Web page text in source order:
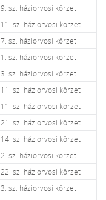
9. sz. háziorvosi körzet
11. sz. háziorvosi körzet
7. sz. háziorvosi körzet
1. sz. háziorvosi körzet
3. sz. háziorvosi körzet
11. sz. háziorvosi körzet
11. sz. háziorvosi körzet
21. sz. háziorvosi körzet
14. sz. háziorvosi körzet
2. sz. háziorvosi körzet
22. sz. háziorvosi körzet
3. sz. háziorvosi körzet